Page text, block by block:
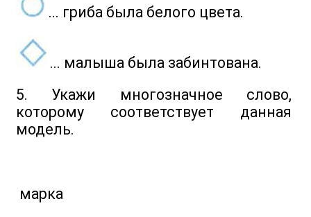
... гриба была белого цвета.
... малыша была забинтована.
5. Укажи многозначное слово,
которому соответствует данная
модель.
марка